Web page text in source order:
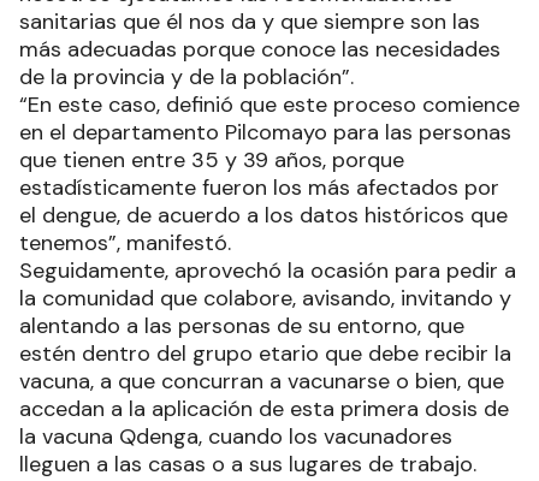
sanitarias que él nos da y que siempre son las
más adecuadas porque conoce las necesidades
de la provincia y de la población”.
“En este caso, definió que este proceso comience
en el departamento Pilcomayo para las personas
que tienen entre 35 y 39 años, porque
estadísticamente fueron los más afectados por
el dengue, de acuerdo a los datos históricos que
tenemos”, manifestó.
Seguidamente, aprovechó la ocasión para pedir a
la comunidad que colabore, avisando, invitando y
alentando a las personas de su entorno, que
estén dentro del grupo etario que debe recibir la
vacuna, a que concurran a vacunarse o bien, que
accedan a la aplicación de esta primera dosis de
la vacuna Qdenga, cuando los vacunadores
lleguen a las casas o a sus lugares de trabajo.